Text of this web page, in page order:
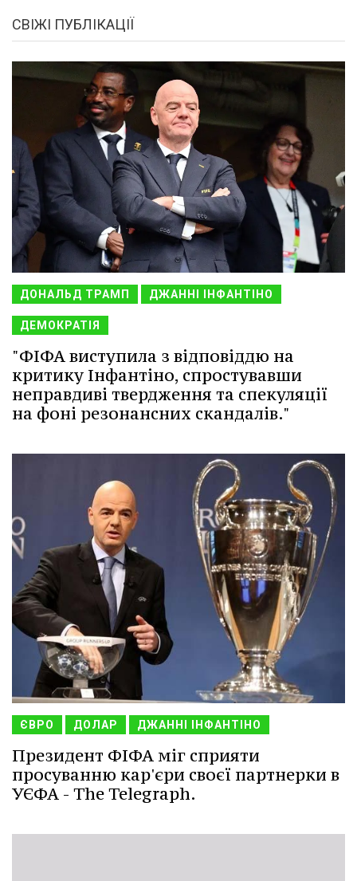
СВІЖІ ПУБЛІКАЦІЇ
ДОНАЛЬД ТРАМП ДЖАННІ ІНФАНТІНО
ДЕМОКРАТІЯ
"ФІФА виступила з відповіддю на
критику Інфантіно, спростувавши
неправдиві твердження та спекуляції
на фоні резонансних скандалів."
ЄВРО ДОЛАР ДЖАННІ ІНФАНТІНО
Президент ФІФА міг сприяти
просуванню кар'єри своєї партнерки в
УЄФА - The Telegraph.